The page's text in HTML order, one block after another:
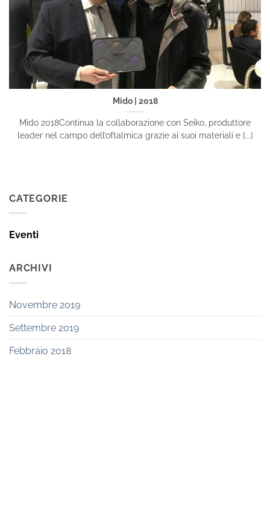
Mido | 2018
Mido 2018Continua la collaborazione con Seiko, produttore
leader nel campo dell’oftalmica grazie ai suoi materiali e [...]
CATEGORIE
Eventi
ARCHIVI
Novembre 2019
Settembre 2019
Febbraio 2018